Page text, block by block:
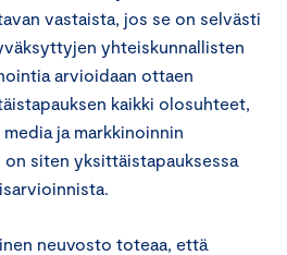
vastaista, jos se on selvästi
yhteiskunnallisten
arvioidaan ottaen
kaikki olosuhteet,
ja markkinoinnin
siten yksittäistapauksessa
neuvosto toteaa, että